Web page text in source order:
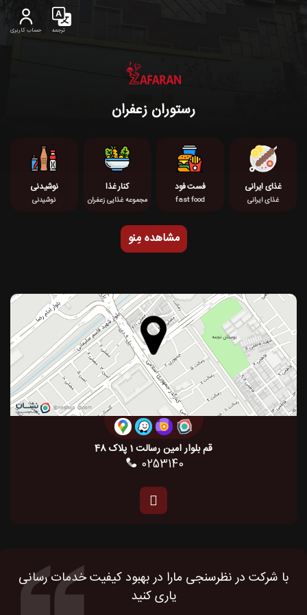
حساب کاربری ترجمه
رستوران زعفران
غذای ایرانی
غذای ایرانی
فست فود
fast food
کنار غذا
مجموعه غذایی زعفران
نوشیدنی
نوشیدنی
مشاهده مِنو
قم بلوار امین رسالت 1 پلاک 48
0253140
با شرکت در نظرسنجی مارا در بهبود کیفیت خدمات رسانی
یاری کنید